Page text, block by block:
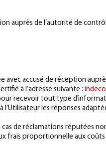
auprès de l’autorité de
avec accusé de réception
à l’adresse suivante :
recevoir tout type
les réponses
de réclamations réputées
frais proportionnelle aux